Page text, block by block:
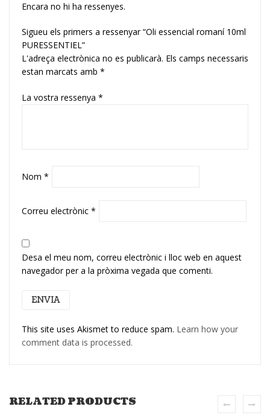
Encara no hi ha ressenyes.
Sigueu els primers a ressenyar “Oli essencial romaní 10ml
PURESSENTIEL”
L'adreça electrònica no es publicarà. Els camps necessaris
estan marcats amb *
La vostra ressenya *
Nom *
Correu electrònic *
Desa el meu nom, correu electrònic i lloc web en aquest
navegador per a la pròxima vegada que comenti.
This site uses Akismet to reduce spam. Learn how your
comment data is processed.
RELATED PRODUCTS